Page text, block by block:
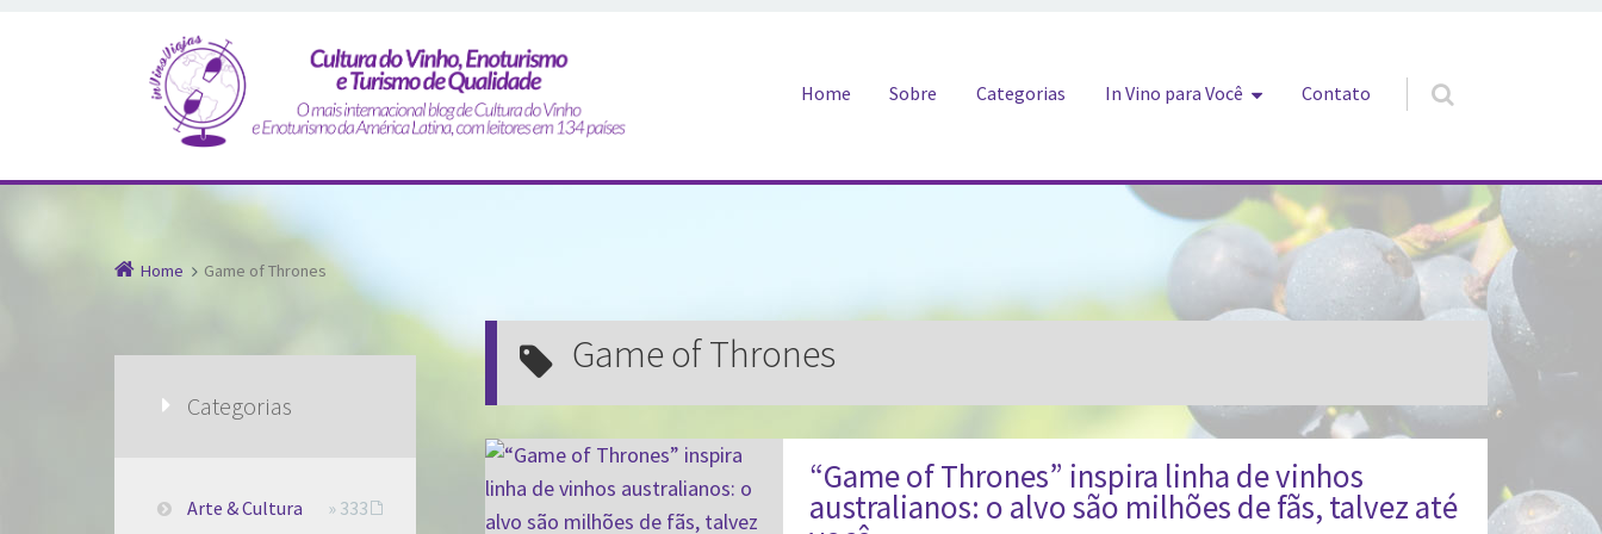
Home Sobre Categorias In Vino para Você Contato
Home Game of Thrones
Game of Thrones
“Game of Thrones” inspira linha de vinhos
australianos: o alvo são milhões de fãs, talvez até
Categorias
Arte & Cultura
» 333